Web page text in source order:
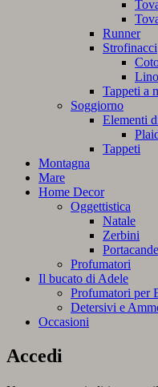
Runner
Strofinacci
Lino
Tappeti a
Soggiorno
Elementi
Tappeti
Montagna
Mare
Home Decor
Oggettistica
Natale
Zerbini
Profumatori
Il bucato di Adele
Profumatori per
Detersivi e
Occasioni
Accedi